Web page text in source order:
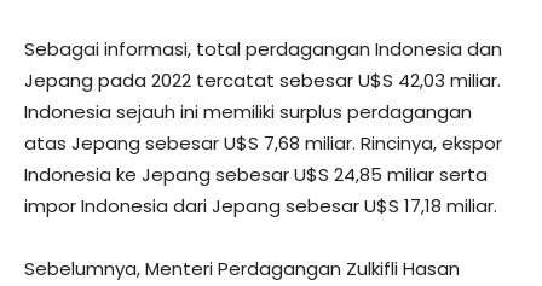
Sebagai informasi, total perdagangan Indonesia dan
Jepang pada 2022 tercatat sebesar U$S 42,03 miliar.
Indonesia sejauh ini memiliki surplus perdagangan
atas Jepang sebesar U$S 7,68 miliar. Rincinya, ekspor
Indonesia ke Jepang sebesar U$S 24,85 miliar serta
impor Indonesia dari Jepang sebesar U$S 17,18 miliar.
Sebelumnya, Menteri Perdagangan Zulkifli Hasan